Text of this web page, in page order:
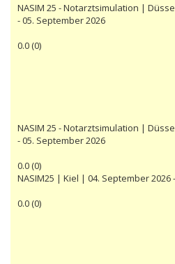
NASIM 25 - Notarztsimulation |
- 05. September 2026
0.0(0)
NASIM 25 - Notarztsimulation |
- 05. September 2026
0.0(0)
NASIM25 | Kiel | 04. September 2026
0.0(0)